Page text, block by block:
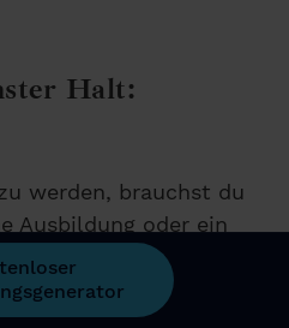
Halt:
werden, brauchst du
Ausbildung oder ein
gibt zahlreiche
dich auf den
kannst.